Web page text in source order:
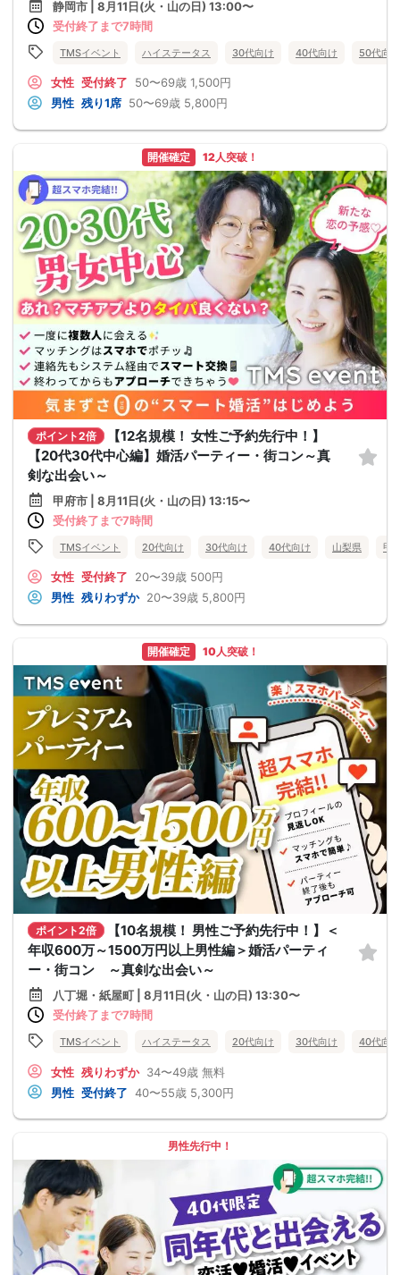
静岡市 | 8月11日(火・山の日) 13:00〜
受付終了まで7時間
TMSイベント ハイステータス 30代向け 40代向け 50代向け
女性 受付終了 50〜69歳 1,500円
男性 残り1席 50〜69歳 5,800円
開催確定 12人突破！
ポイント2倍
【12名規模！ 女性ご予約先行中！】
【20代30代中心編】婚活パーティー・街コン～真
剣な出会い～
甲府市 | 8月11日(火・山の日) 13:15〜
受付終了まで7時間
TMSイベント 20代向け 30代向け 40代向け 山梨県 甲
女性 受付終了 20〜39歳 500円
男性 残りわずか 20〜39歳 5,800円
開催確定 10人突破！
ポイント2倍
【10名規模！ 男性ご予約先行中！】＜
年収600万～1500万円以上男性編＞婚活パーティ
ー・街コン ～真剣な出会い～
八丁堀・紙屋町 | 8月11日(火・山の日) 13:30〜
受付終了まで7時間
TMSイベント ハイステータス 20代向け 30代向け 40代向け
女性 残りわずか 34〜49歳 無料
男性 受付終了 40〜55歳 5,300円
男性先行中！